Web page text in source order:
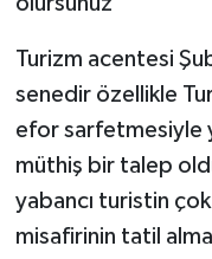
Turizm acentesi
senedir özellikle
efor sarfetmesiyle
müthiş bir talep
yabancı turistin
misafirinin tatil